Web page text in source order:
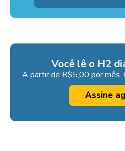
Você lê o H2
A partir de R$5,00 por mês.
Assine